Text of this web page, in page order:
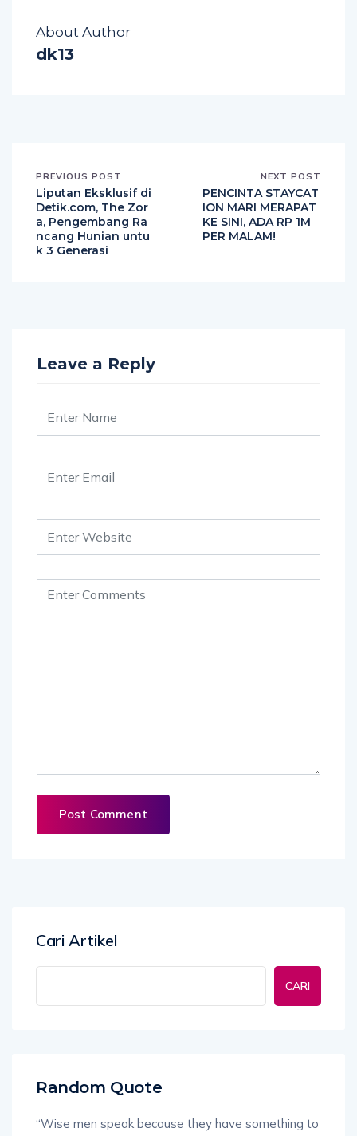
About Author
dk13
PREVIOUS POST
Liputan Eksklusif di
Detik.com, The Zor
a, Pengembang Ra
ncang Hunian untu
k 3 Generasi
NEXT POST
PENCINTA STAYCAT
ION MARI MERAPAT
KE SINI, ADA RP 1M
PER MALAM!
Leave a Reply
Cari Artikel
CARI
Random Quote
“Wise men speak because they have something to